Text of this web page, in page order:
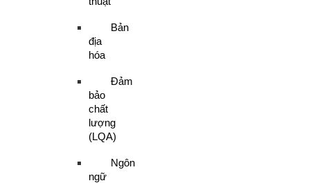
Bản
địa
hóa
Đảm
bảo
chất
lượng
(LQA)
Ngôn
ngữ